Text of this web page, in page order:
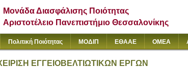
Μονάδα Διασφάλισης Ποιότητας
Αριστοτέλειο Πανεπιστήμιο Θεσσαλονίκης
Πολιτική Ποιότητας ΜΟΔΙΠ ΕΘΑΑΕ ΟΜΕΑ
ΕΓΓΕΙΟΒΕΛΤΙΩΤΙΚΩΝ ΕΡΓΩΝ